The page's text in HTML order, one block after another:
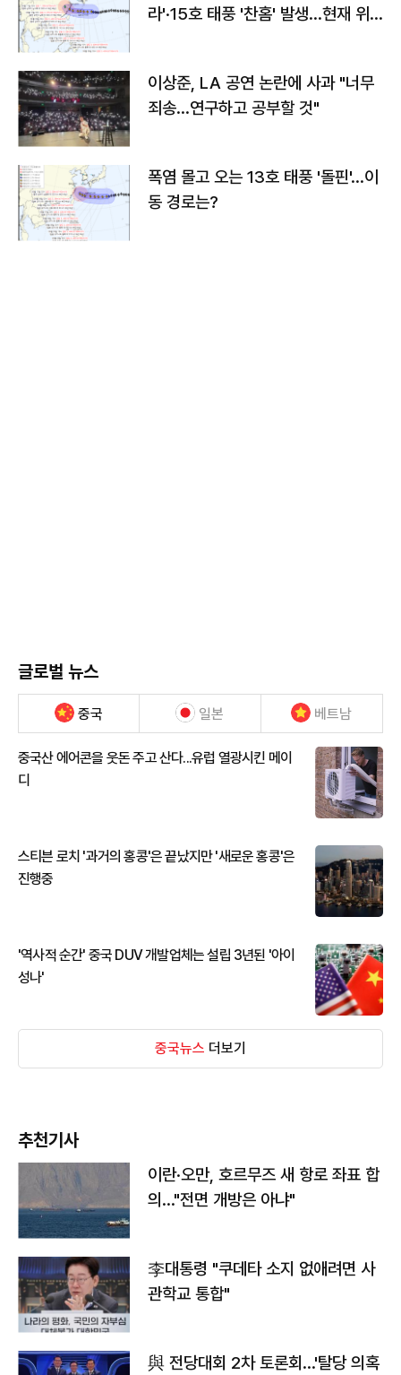
라'·15호 태풍 '찬홈' 발생…현재 위
이상준, LA 공연 논란에 사과 "너무
죄송…연구하고 공부할 것"
폭염 몰고 오는 13호 태풍 '돌핀'…이
동 경로는?
글로벌 뉴스
중국 일본 베트남
중국산 에어콘을 웃돈 주고 산다...유럽 열광시킨 메이
디
스티븐 로치 '과거의 홍콩'은 끝났지만 '새로운 홍콩'은
진행중
'역사적 순간' 중국 DUV 개발업체는 설립 3년된 '아이
성나'
중국뉴스 더보기
추천기사
이란·오만, 호르무즈 새 항로 좌표 합
의…"전면 개방은 아냐"
李대통령 "쿠데타 소지 없애려면 사
관학교 통합"
與 전당대회 2차 토론회…'탈당 의혹